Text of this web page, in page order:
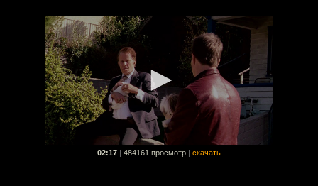
02:17 484161 просмотр скачать